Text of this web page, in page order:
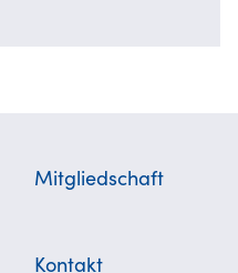
Mitgliedschaft
Kontakt